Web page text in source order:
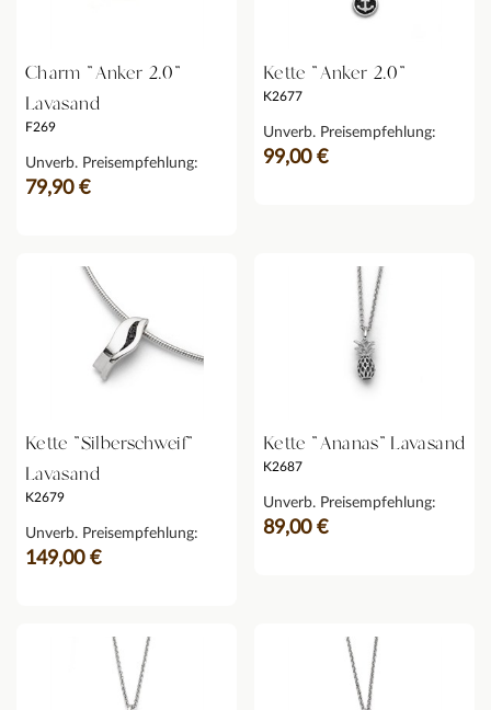
Charm "Anker 2.0"
Lavasand
F269
Unverb. Preisempfehlung:
79,90 €
Kette "Anker 2.0"
K2677
Unverb. Preisempfehlung:
99,00 €
Kette "Silberschweif"
Lavasand
K2679
Unverb. Preisempfehlung:
149,00 €
Kette "Ananas" Lavasand
K2687
Unverb. Preisempfehlung:
89,00 €